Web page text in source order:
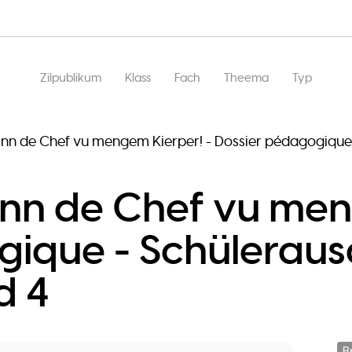
Main
Zilpublikum Klass Fach Theema Typ
de Chef vu mengem Kierper! - Dossier
de Chef vu
-
4